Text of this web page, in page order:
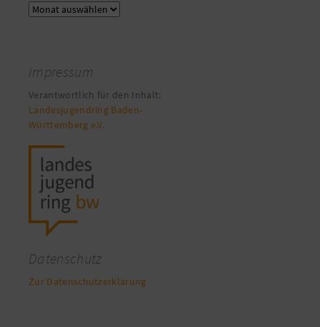
Archiv
Impressum
Verantwortlich für den Inhalt:
Landesjugendring Baden-
Württemberg e.V.
Datenschutz
Zur Datenschutzerklärung